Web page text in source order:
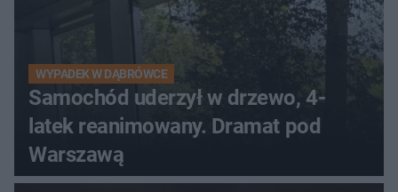
WYPADEK W DĄBRÓWCE
Samochód uderzył w drzewo, 4-
latek reanimowany. Dramat pod
Warszawą